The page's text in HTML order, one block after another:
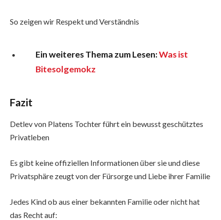
So zeigen wir Respekt und Verständnis
Ein weiteres Thema zum Lesen:Was ist
Bitesolgemokz
Fazit
Detlev von Platens Tochter führt ein bewusst geschütztes
Privatleben
Es gibt keine offiziellen Informationen über sie und diese
Privatsphäre zeugt von der Fürsorge und Liebe ihrer Familie
Jedes Kind ob aus einer bekannten Familie oder nicht hat
das Recht auf: